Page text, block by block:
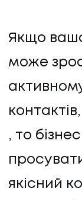
Якщо
може
, то
якісний